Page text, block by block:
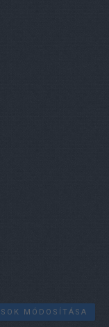
MÓDOSÍTÁSA